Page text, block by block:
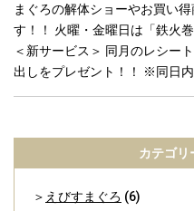
まぐろの解体ショーやお買い
す！！ 火曜・金曜日は「鉄火
＜新サービス＞ 同月のレシー
出しをプレゼント！！ ※同日
カテゴリ
えびすまぐろ (6)